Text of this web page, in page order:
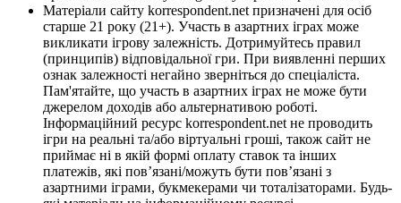
Матеріали сайту korrespondent.net призначені для осіб
старше 21 року (21+). Участь в азартних іграх може
викликати ігрову залежність. Дотримуйтесь правил
(принципів) відповідальної гри. При виявленні перших
ознак залежності негайно зверніться до спеціаліста.
Пам'ятайте, що участь в азартних іграх не може бути
джерелом доходів або альтернативою роботі.
Інформаційний ресурс korrespondent.net не проводить
ігри на реальні та/або віртуальні гроші, також сайт не
приймає ні в якій формі оплату ставок та інших
платежів, які пов’язані/можуть бути пов’язані з
азартними іграми, букмекерами чи тоталізаторами. Будь-